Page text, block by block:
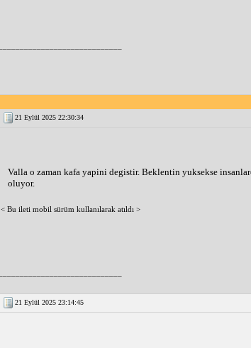
21 Eylül 2025 22:30:34
Valla o zaman kafa yapini degistir. Beklentin yuksekse
oluyor.
< Bu ileti mobil sürüm kullanılarak atıldı >
21 Eylül 2025 23:14:45